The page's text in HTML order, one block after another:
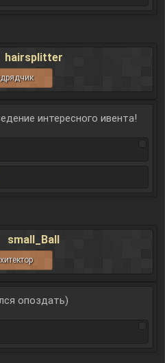
hairsplitter
интересного ивента!
small_Ball
опоздать)